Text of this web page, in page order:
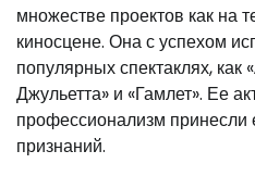
множестве проектов как на
киносцене. Она с успехом
популярных спектаклях,
Джульетта» и «Гамлет». Ее
профессионализм принесли
признаний.